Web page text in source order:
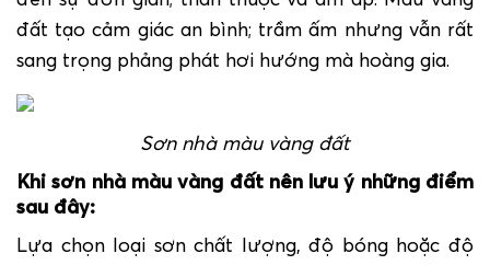
đất tạo cảm giác an bình; trầm ấm nhưng vẫn rất
sang trọng phảng phát hơi hướng mà hoàng gia.
Sơn nhà màu vàng đất
Khisơn nhà màu vàng đất nên lưu ý những điểm
sau đây:
Lựa chọn loại sơn chất lượng, độ bóng hoặc độ